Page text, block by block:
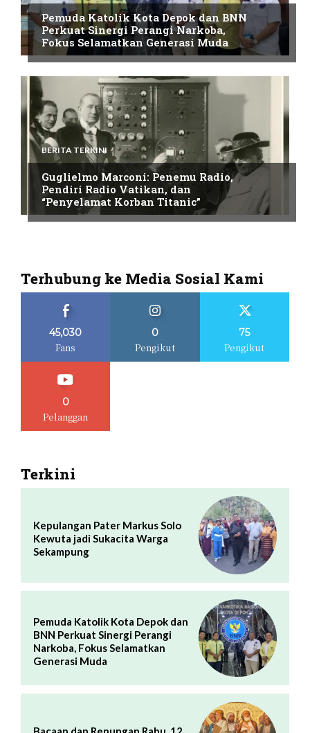
Pemuda Katolik Kota Depok dan BNN
Perkuat Sinergi Perangi Narkoba,
Fokus Selamatkan Generasi Muda
BERITA TERKINI
Guglielmo Marconi: Penemu Radio,
Pendiri Radio Vatikan, dan
“Penyelamat Korban Titanic”
Terhubung ke Media Sosial Kami
45,030
Fans
0
Pengikut
75
Pengikut
0
Pelanggan
Terkini
Kepulangan Pater Markus Solo
Kewuta jadi Sukacita Warga
Sekampung
Pemuda Katolik Kota Depok dan
BNN Perkuat Sinergi Perangi
Narkoba, Fokus Selamatkan
Generasi Muda